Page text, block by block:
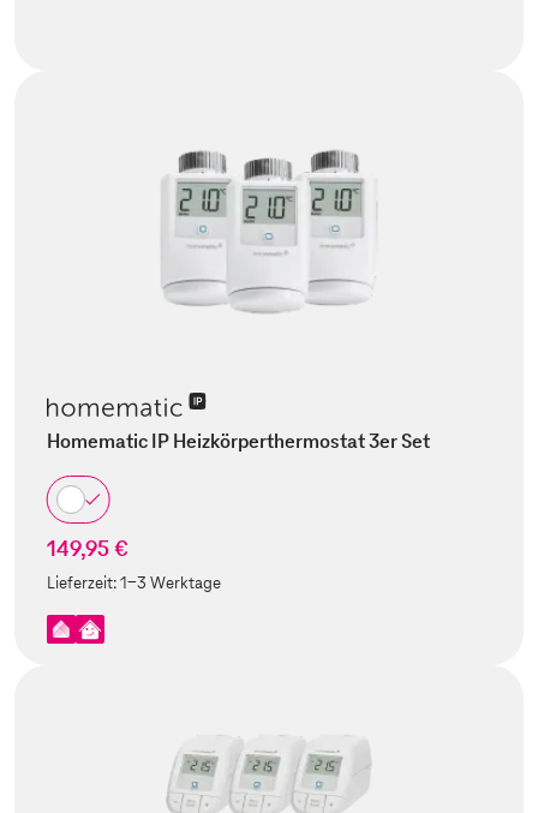
Homematic IP Heizkörperthermostat 3er Set
149,95 €
Lieferzeit:1-3 Werktage